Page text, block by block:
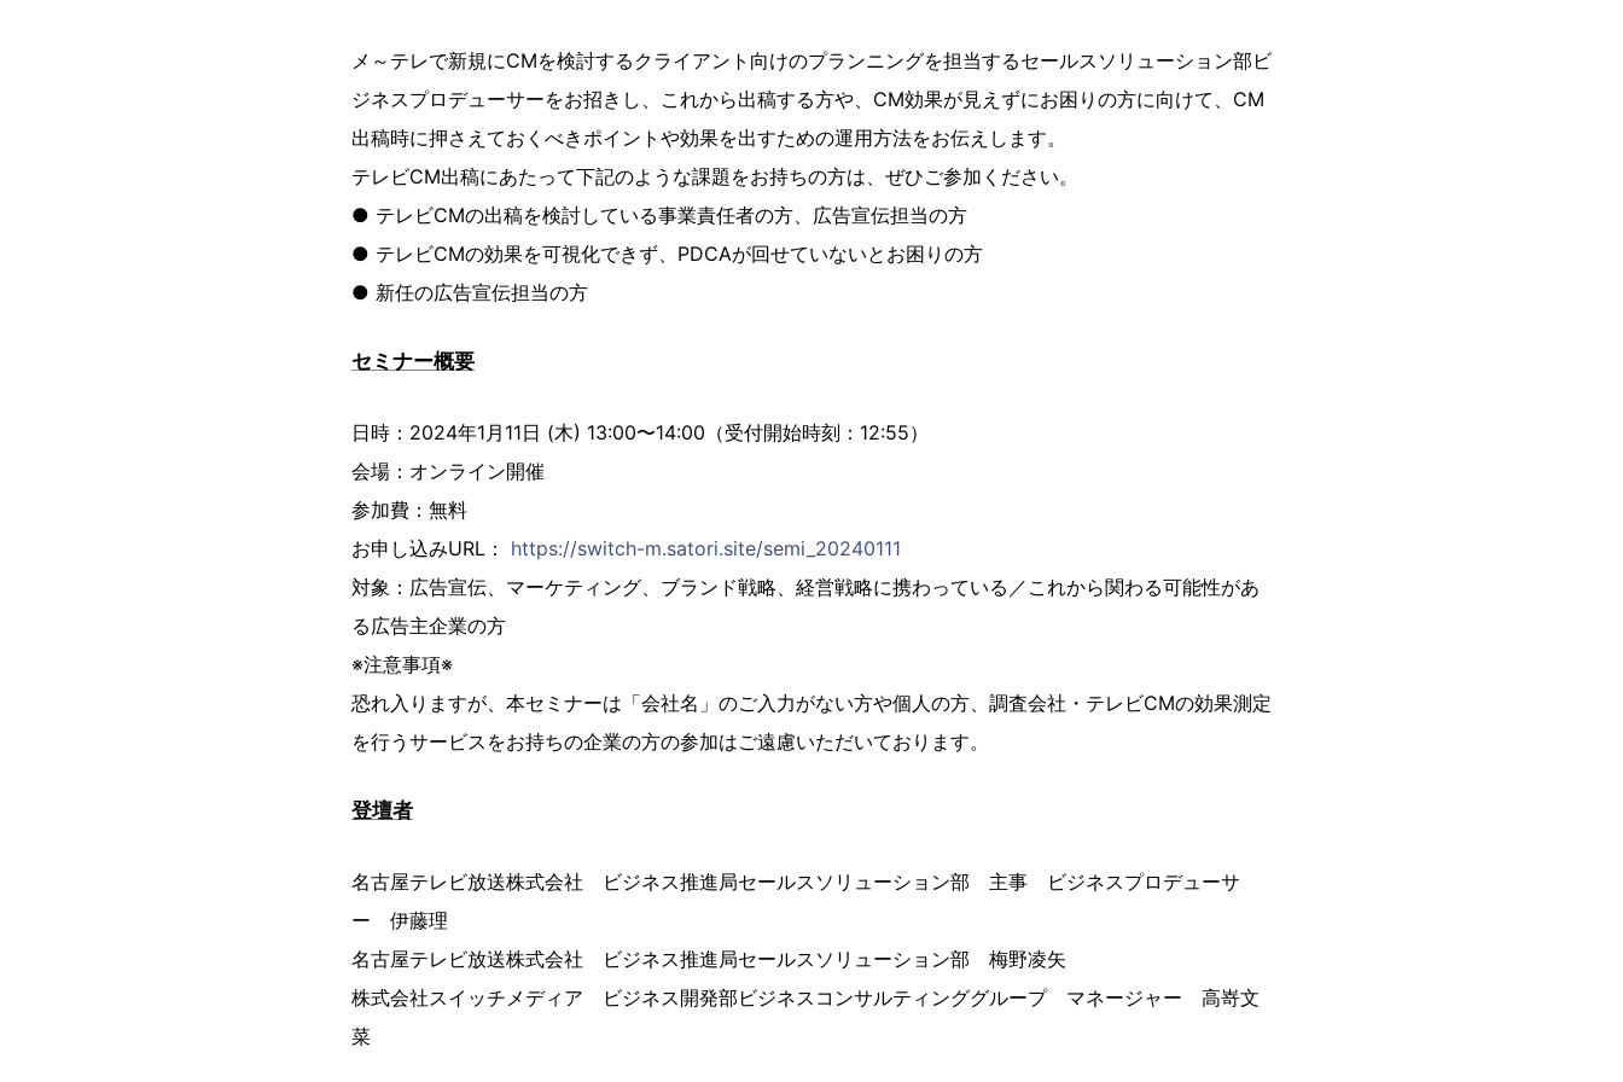
メ～テレで新規にCMを検討するクライアント向けのプランニングを担当するセールスソリューション部ビ
ジネスプロデューサーをお招きし、これから出稿する方や、CM効果が見えずにお困りの方に向けて、CM
出稿時に押さえておくべきポイントや効果を出すための運用方法をお伝えします。
テレビCM出稿にあたって下記のような課題をお持ちの方は、ぜひご参加ください。
● テレビCMの出稿を検討している事業責任者の方、広告宣伝担当の方
● テレビCMの効果を可視化できず、PDCAが回せていないとお困りの方
● 新任の広告宣伝担当の方
セミナー概要
日時：2024年1月11日 (木) 13:00〜14:00（受付開始時刻：12:55）
会場：オンライン開催
参加費：無料
お申し込みURL： https://switch-m.satori.site/semi_20240111
対象：広告宣伝、マーケティング、ブランド戦略、経営戦略に携わっている／これから関わる可能性があ
る広告主企業の方
※注意事項※
恐れ入りますが、本セミナーは「会社名」のご入力がない方や個人の方、調査会社・テレビCMの効果測定
を行うサービスをお持ちの企業の方の参加はご遠慮いただいております。
登壇者
名古屋テレビ放送株式会社 ビジネス推進局セールスソリューション部 主事 ビジネスプロデューサ
ー 伊藤理
名古屋テレビ放送株式会社 ビジネス推進局セールスソリューション部 梅野凌矢
株式会社スイッチメディア ビジネス開発部ビジネスコンサルティンググループ マネージャー 高嵜文
菜